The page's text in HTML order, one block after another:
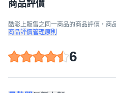
商品評價
酷澎上販售之同一商品的商品評價，商
商品評價管理原則
6